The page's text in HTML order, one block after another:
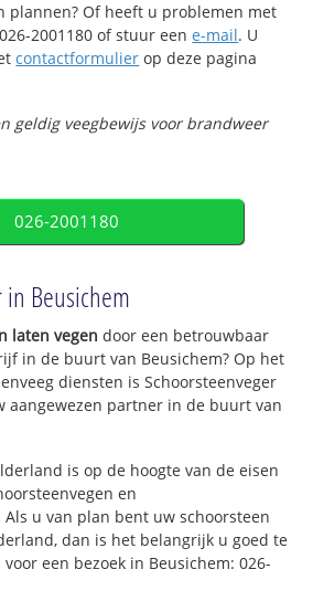
plannen? Of heeft u problemen met
2001180 of stuur eene-mail. U
contactformulier op deze pagina
geldig veegbewijs voor brandweer
026-2001180
in Beusichem
laten vegen door een betrouwbaar
in de buurt van Beusichem? Op het
diensten is Schoorsteenveger
aangewezen partner in de buurt van
is op de hoogte van de eisen
en
u van plan bent uw schoorsteen
dan is het belangrijk u goed te
voor een bezoek in Beusichem: 026-